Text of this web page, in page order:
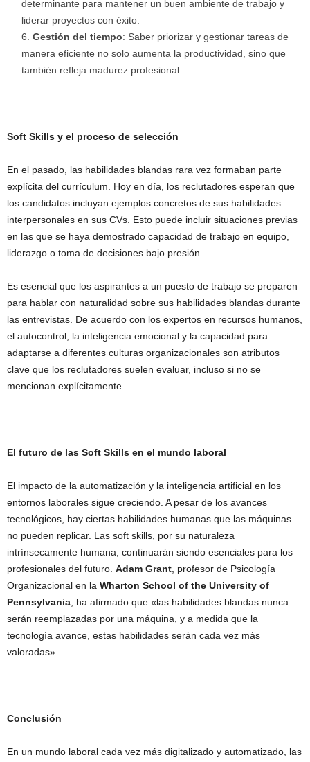
determinante para mantener un buen ambiente de trabajo y
liderar proyectos con éxito.
Gestión del tiempo: Saber priorizar y gestionar tareas de
manera eficiente no solo aumenta la productividad, sino que
también refleja madurez profesional.
Soft Skills y el proceso de selección
En el pasado, las habilidades blandas rara vez formaban parte
explícita del currículum. Hoy en día, los reclutadores esperan que
los candidatos incluyan ejemplos concretos de sus habilidades
interpersonales en sus CVs. Esto puede incluir situaciones previas
en las que se haya demostrado capacidad de trabajo en equipo,
liderazgo o toma de decisiones bajo presión.
Es esencial que los aspirantes a un puesto de trabajo se preparen
para hablar con naturalidad sobre sus habilidades blandas durante
las entrevistas. De acuerdo con los expertos en recursos humanos,
el autocontrol, la inteligencia emocional y la capacidad para
adaptarse a diferentes culturas organizacionales son atributos
clave que los reclutadores suelen evaluar, incluso si no se
mencionan explícitamente.
El futuro de las Soft Skills en el mundo laboral
El impacto de la automatización y la inteligencia artificial en los
entornos laborales sigue creciendo. A pesar de los avances
tecnológicos, hay ciertas habilidades humanas que las máquinas
no pueden replicar. Las soft skills, por su naturaleza
intrínsecamente humana, continuarán siendo esenciales para los
profesionales del futuro. Adam Grant , profesor de Psicología
Organizacional en la Wharton School of the University of
Pennsylvania , ha afirmado que «las habilidades blandas nunca
serán reemplazadas por una máquina, y a medida que la
tecnología avance, estas habilidades serán cada vez más
valoradas».
Conclusión
En un mundo laboral cada vez más digitalizado y automatizado, las